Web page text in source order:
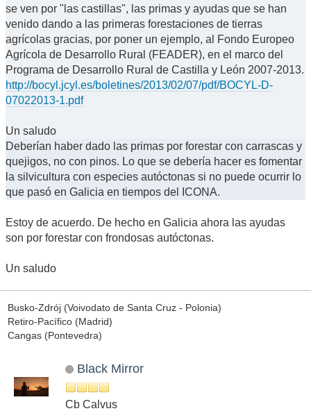
se ven por "las castillas", las primas y ayudas que se han
venido dando a las primeras forestaciones de tierras
agrícolas gracias, por poner un ejemplo, al Fondo Europeo
Agrícola de Desarrollo Rural (FEADER), en el marco del
Programa de Desarrollo Rural de Castilla y León 2007-2013.
http://bocyl.jcyl.es/boletines/2013/02/07/pdf/BOCYL-D-
07022013-1.pdf
Un saludo
Deberían haber dado las primas por forestar con carrascas y
quejigos, no con pinos. Lo que se debería hacer es fomentar
la silvicultura con especies autóctonas si no puede ocurrir lo
que pasó en Galicia en tiempos del ICONA.
Estoy de acuerdo. De hecho en Galicia ahora las ayudas
son por forestar con frondosas autóctonas.
Un saludo
Busko-Zdrój (Voivodato de Santa Cruz - Polonia)
Retiro-Pacífico (Madrid)
Cangas (Pontevedra)
Black Mirror
Cb Calvus